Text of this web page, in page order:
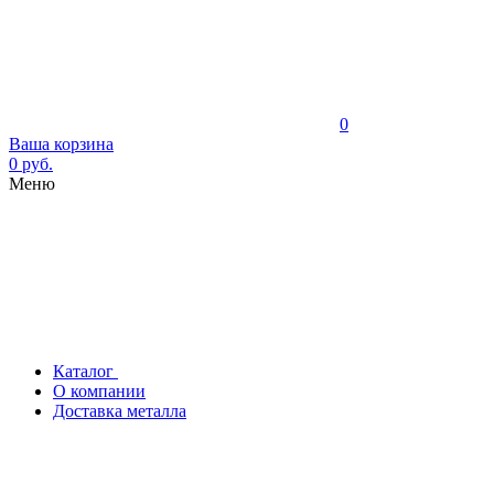
0
Ваша корзина
0 руб.
Меню
Каталог
О компании
Доставка металла